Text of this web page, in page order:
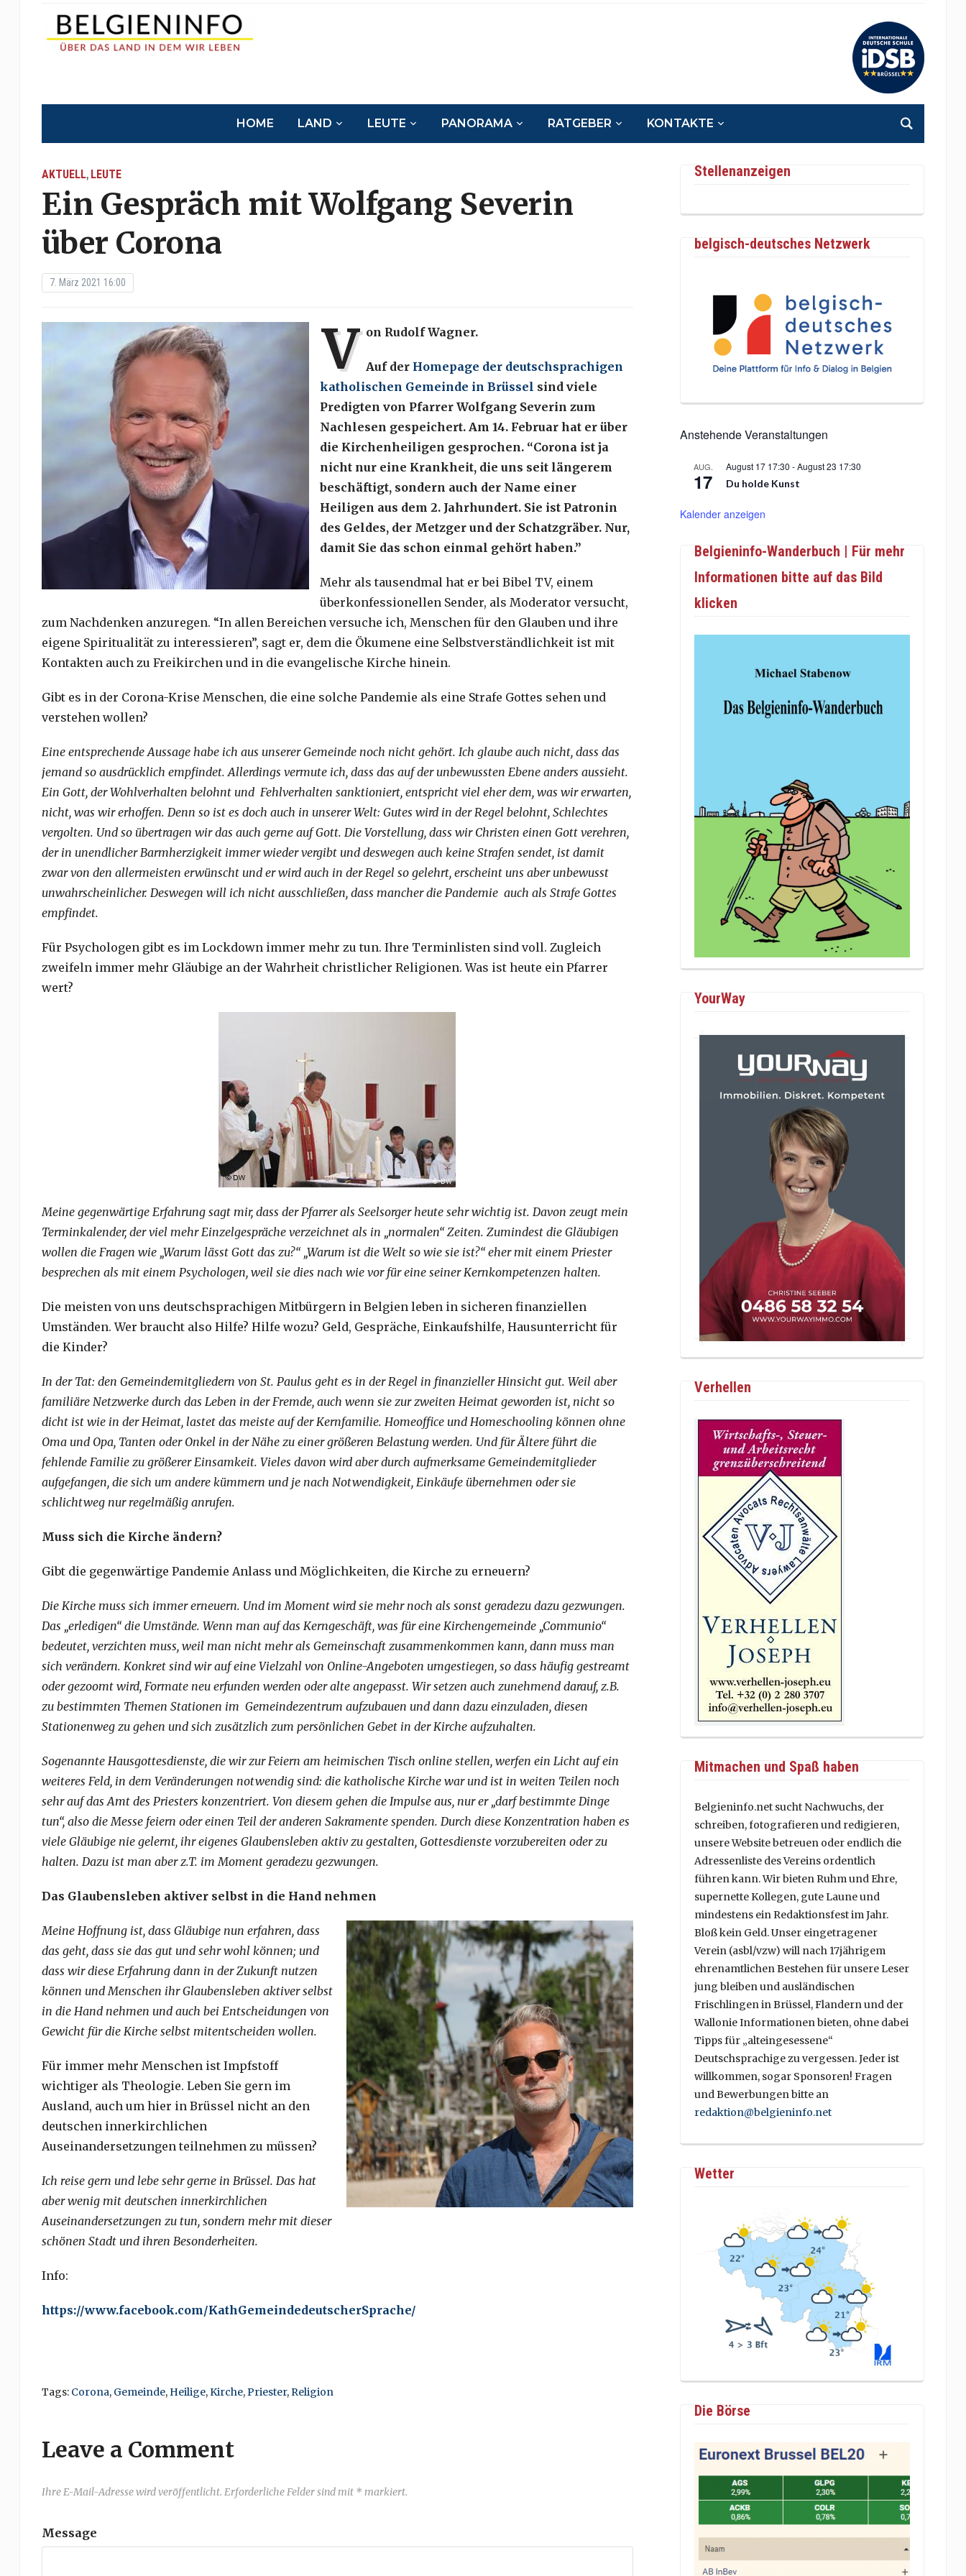
HOME LAND LEUTE PANORAMA RATGEBER KONTAKTE
AKTUELL, LEUTE
Ein Gespräch mit Wolfgang Severin
über Corona
7. März 2021 16:00
V on Rudolf Wagner.
Auf der Homepage der deutschsprachigen
katholischen Gemeinde in Brüssel sind viele
Predigten von Pfarrer Wolfgang Severin zum
Nachlesen gespeichert. Am 14. Februar hat er über
die Kirchenheiligen gesprochen. “Corona ist ja
nicht nur eine Krankheit, die uns seit längerem
beschäftigt, sondern auch der Name einer
Heiligen aus dem 2. Jahrhundert. Sie ist Patronin
des Geldes, der Metzger und der Schatzgräber. Nur,
damit Sie das schon einmal gehört haben.”
Mehr als tausendmal hat er bei Bibel TV, einem
überkonfessionellen Sender, als Moderator versucht,
zum Nachdenken anzuregen. “In allen Bereichen versuche ich, Menschen für den Glauben und ihre
eigene Spiritualität zu interessieren”, sagt er, dem die Ökumene eine Selbstverständlichkeit ist mit
Kontakten auch zu Freikirchen und in die evangelische Kirche hinein.
Gibt es in der Corona-Krise Menschen, die eine solche Pandemie als eine Strafe Gottes sehen und
verstehen wollen?
Eine entsprechende Aussage habe ich aus unserer Gemeinde noch nicht gehört. Ich glaube auch nicht, dass das
jemand so ausdrücklich empfindet. Allerdings vermute ich, dass das auf der unbewussten Ebene anders aussieht.
Ein Gott, der Wohlverhalten belohnt und Fehlverhalten sanktioniert, entspricht viel eher dem, was wir erwarten,
nicht, was wir erhoffen. Denn so ist es doch auch in unserer Welt: Gutes wird in der Regel belohnt, Schlechtes
vergolten. Und so übertragen wir das auch gerne auf Gott. Die Vorstellung, dass wir Christen einen Gott verehren,
der in unendlicher Barmherzigkeit immer wieder vergibt und deswegen auch keine Strafen sendet, ist damit
zwar von den allermeisten erwünscht und er wird auch in der Regel so gelehrt, erscheint uns aber unbewusst
unwahrscheinlicher. Deswegen will ich nicht ausschließen, dass mancher die Pandemie auch als Strafe Gottes
empfindet.
Für Psychologen gibt es im Lockdown immer mehr zu tun. Ihre Terminlisten sind voll. Zugleich
zweifeln immer mehr Gläubige an der Wahrheit christlicher Religionen. Was ist heute ein Pfarrer
wert?
Meine gegenwärtige Erfahrung sagt mir, dass der Pfarrer als Seelsorger heute sehr wichtig ist. Davon zeugt mein
Terminkalender, der viel mehr Einzelgespräche verzeichnet als in „normalen“ Zeiten. Zumindest die Gläubigen
wollen die Fragen wie „Warum lässt Gott das zu?“ „Warum ist die Welt so wie sie ist?“ eher mit einem Priester
besprechen als mit einem Psychologen, weil sie dies nach wie vor für eine seiner Kernkompetenzen halten.
Die meisten von uns deutschsprachigen Mitbürgern in Belgien leben in sicheren finanziellen
Umständen. Wer braucht also Hilfe? Hilfe wozu? Geld, Gespräche, Einkaufshilfe, Hausunterricht für
die Kinder?
In der Tat: den Gemeindemitgliedern von St. Paulus geht es in der Regel in finanzieller Hinsicht gut. Weil aber
familiäre Netzwerke durch das Leben in der Fremde, auch wenn sie zur zweiten Heimat geworden ist, nicht so
dicht ist wie in der Heimat, lastet das meiste auf der Kernfamilie. Homeoffice und Homeschooling können ohne
Oma und Opa, Tanten oder Onkel in der Nähe zu einer größeren Belastung werden. Und für Ältere führt die
fehlende Familie zu größerer Einsamkeit. Vieles davon wird aber durch aufmerksame Gemeindemitglieder
aufgefangen, die sich um andere kümmern und je nach Notwendigkeit, Einkäufe übernehmen oder sie
schlichtweg nur regelmäßig anrufen.
Muss sich die Kirche ändern?
Gibt die gegenwärtige Pandemie Anlass und Möglichkeiten, die Kirche zu erneuern?
Die Kirche muss sich immer erneuern. Und im Moment wird sie mehr noch als sonst geradezu dazu gezwungen.
Das „erledigen“ die Umstände. Wenn man auf das Kerngeschäft, was für eine Kirchengemeinde „Communio“
bedeutet, verzichten muss, weil man nicht mehr als Gemeinschaft zusammenkommen kann, dann muss man
sich verändern. Konkret sind wir auf eine Vielzahl von Online-Angeboten umgestiegen, so dass häufig gestreamt
oder gezoomt wird, Formate neu erfunden werden oder alte angepasst. Wir setzen auch zunehmend darauf, z.B.
zu bestimmten Themen Stationen im Gemeindezentrum aufzubauen und dann dazu einzuladen, diesen
Stationenweg zu gehen und sich zusätzlich zum persönlichen Gebet in der Kirche aufzuhalten.
Sogenannte Hausgottesdienste, die wir zur Feiern am heimischen Tisch online stellen, werfen ein Licht auf ein
weiteres Feld, in dem Veränderungen notwendig sind: die katholische Kirche war und ist in weiten Teilen noch
sehr auf das Amt des Priesters konzentriert. Von diesem gehen die Impulse aus, nur er „darf bestimmte Dinge
tun“, also die Messe feiern oder einen Teil der anderen Sakramente spenden. Durch diese Konzentration haben es
viele Gläubige nie gelernt, ihr eigenes Glaubensleben aktiv zu gestalten, Gottesdienste vorzubereiten oder zu
halten. Dazu ist man aber z.T. im Moment geradezu gezwungen.
Das Glaubensleben aktiver selbst in die Hand nehmen
Meine Hoffnung ist, dass Gläubige nun erfahren, dass
das geht, dass sie das gut und sehr wohl können; und
dass wir diese Erfahrung dann in der Zukunft nutzen
können und Menschen ihr Glaubensleben aktiver selbst
in die Hand nehmen und auch bei Entscheidungen von
Gewicht für die Kirche selbst mitentscheiden wollen.
Für immer mehr Menschen ist Impfstoff
wichtiger als Theologie. Leben Sie gern im
Ausland, auch um hier in Brüssel nicht an den
deutschen innerkirchlichen
Auseinandersetzungen teilnehmen zu müssen?
Ich reise gern und lebe sehr gerne in Brüssel. Das hat
aber wenig mit deutschen innerkirchlichen
Auseinandersetzungen zu tun, sondern mehr mit dieser
schönen Stadt und ihren Besonderheiten.
Info:
https://www.facebook.com/KathGemeindedeutscherSprache/
Tags: Corona, Gemeinde, Heilige,Kirche,Priester,Religion
Leave a Comment
Ihre E-Mail-Adresse wird veröffentlicht. Erforderliche Felder sind mit * markiert.
Message
Stellenanzeigen
belgisch-deutsches Netzwerk
Anstehende Veranstaltungen
AUG.
17
August 17 17:30 -August 23 17:30
Du holde Kunst
Kalender anzeigen
Belgieninfo-Wanderbuch | Für mehr
Informationen bitte auf das Bild
klicken
YourWay
Verhellen
Mitmachen und Spaß haben
Belgieninfo.net sucht Nachwuchs, der
schreiben, fotografieren und redigieren,
unsere Website betreuen oder endlich die
Adressenliste des Vereins ordentlich
führen kann. Wir bieten Ruhm und Ehre,
supernette Kollegen, gute Laune und
mindestens ein Redaktionsfest im Jahr.
Bloß kein Geld. Unser eingetragener
Verein (asbl/vzw) will nach 17jährigem
ehrenamtlichen Bestehen für unsere Leser
jung bleiben und ausländischen
Frischlingen in Brüssel, Flandern und der
Wallonie Informationen bieten, ohne dabei
Tipps für „alteingesessene“
Deutschsprachige zu vergessen. Jeder ist
willkommen, sogar Sponsoren! Fragen
und Bewerbungen bitte an
redaktion@belgieninfo.net
Wetter
Die Börse